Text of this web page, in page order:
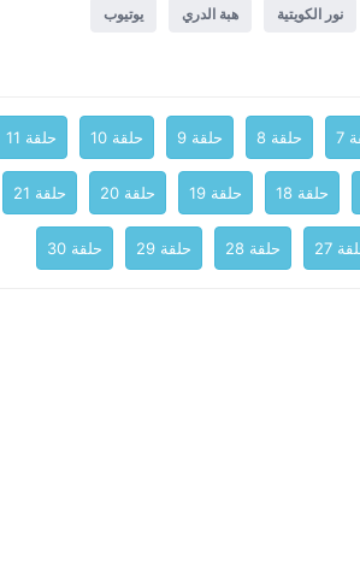
نور الكويتية هبة الدري يوتيوب
7 حلقة 8 حلقة 9 حلقة 10 حلقة 11
حلقة 18 حلقة 19 حلقة 20 حلقة 21
27 حلقة 28 حلقة 29 حلقة 30